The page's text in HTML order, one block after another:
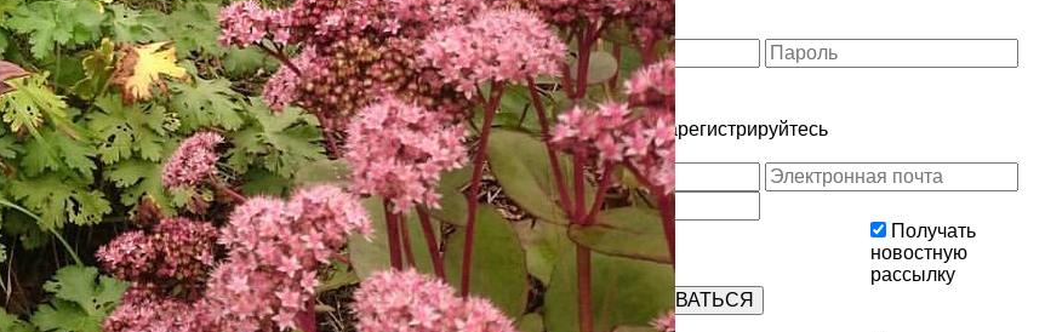
Забыли пароль?
Ещё не с нами?Зарегистрируйтесь
Регистрация
Получать
новостную
рассылку